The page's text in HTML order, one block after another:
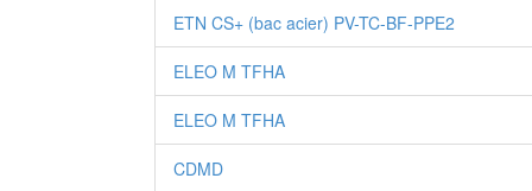
ETN CS+ (bac acier) PV-TC-BF-PPE2
ELEO M TFHA
ELEO M TFHA
CDMD